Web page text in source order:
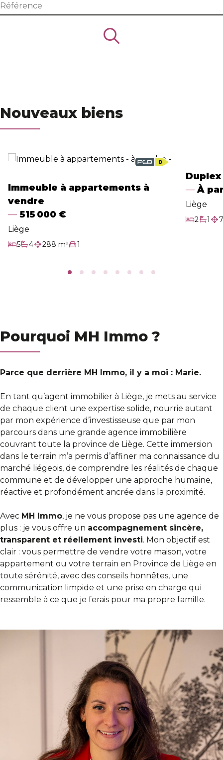
Nos services
Search
Nouveaux biens
Immeuble à appartements à
vendre
515 000 €
Liège
5
Chambres
4
Salles de bain
288 m²
Surface habitable
1
Garage/Parking
À
Liège
2
Chambres
1
Salle
Pourquoi MH Immo ?
Parce que derrière MH Immo, il y a moi : Marie.
En tant qu’agent immobilier à Liège, je mets au service
de chaque client une expertise solide, nourrie autant
par mon expérience d’investisseuse que par mon
parcours dans une grande agence immobilière
couvrant toute la province de Liège. Cette immersion
dans le terrain m’a permis d’affiner ma connaissance du
marché liégeois, de comprendre les réalités de chaque
commune et de développer une approche humaine,
réactive et profondément ancrée dans la proximité.
Avec MH Immo, je ne vous propose pas une agence de
plus : je vous offre un accompagnement sincère,
transparent et réellement investi. Mon objectif est
clair : vous permettre de vendre votre maison, votre
appartement ou votre terrain en Province de Liège en
toute sérénité, avec des conseils honnêtes, une
communication limpide et une prise en charge qui
ressemble à ce que je ferais pour ma propre famille.